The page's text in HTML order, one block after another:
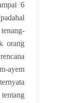
6
orang
ayem